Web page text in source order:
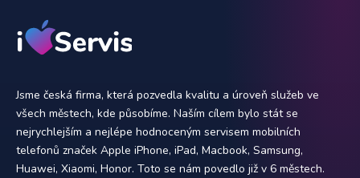
Jsme česká firma, která pozvedla kvalitu a úroveň služeb ve
všech městech, kde působíme. Naším cílem bylo stát se
nejrychlejším a nejlépe hodnoceným servisem mobilních
telefonů značek Apple iPhone, iPad, Macbook, Samsung,
Huawei, Xiaomi, Honor. Toto se nám povedlo již v 6 městech.